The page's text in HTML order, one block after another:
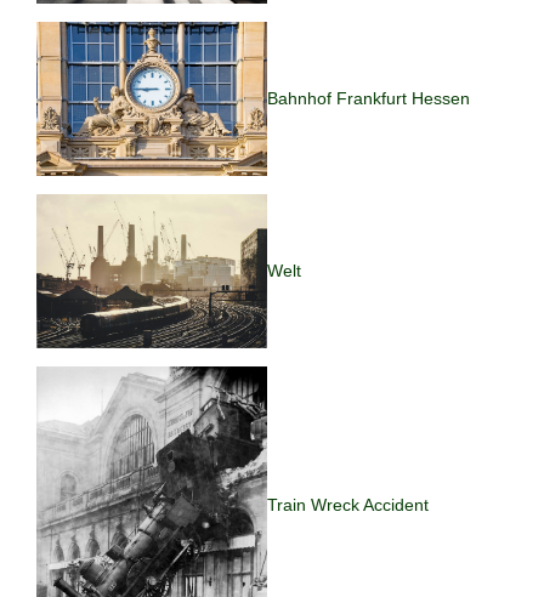
Bahnhof Frankfurt Hessen
Welt
Train Wreck Accident